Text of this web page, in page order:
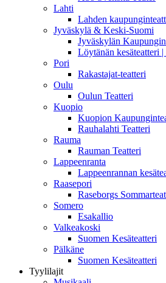
Lahti
Lahden
Jyväskylä & Keski-Suomi
Jyväskylän
Löytänän kesäteatteri
Pori
Rakastajat-teatteri
Oulu
Oulun Teatteri
Kuopio
Kuopion
Rauhalahti Teatteri
Rauma
Rauman Teatteri
Lappeenranta
Lappeenrannan
Raasepori
Raseborgs
Somero
Esakallio
Valkeakoski
Suomen Kesäteatteri
Pälkäne
Suomen Kesäteatteri
Tyylilajit